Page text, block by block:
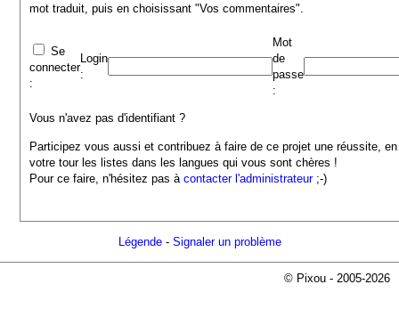
mot traduit, puis en choisissant "Vos commentaires".
Se
connecter
:
Login
:
Mot
de
passe
:
Vous n'avez pas d'identifiant ?
Participez vous aussi et contribuez à faire de ce projet une réussite,
votre tour les listes dans les langues qui vous sont chères !
Pour ce faire, n'hésitez pas àcontacter l'administrateur;-)
Légende- Signaler un problème
© Pixou - 2005-2026